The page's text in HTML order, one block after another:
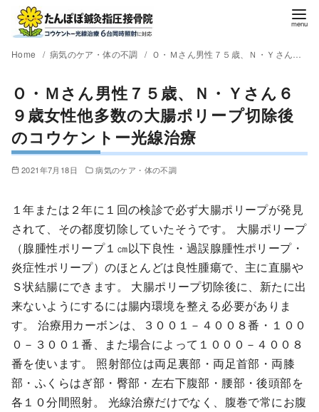
Home 病気のケア・体の不調 Ｏ・Ｍさん男性７５歳、Ｎ・Ｙさん６９歳女性他多数の大腸ポリープ切除後のコウケントー光線治療
Ｏ・Ｍさん男性７５歳、Ｎ・Ｙさん６
９歳女性他多数の大腸ポリープ切除後
のコウケントー光線治療
2021年7月18日 病気のケア・体の不調
１年または２年に１回の検診で必ず大腸ポリープが発見
されて、その都度切除していたそうです。 大腸ポリープ
（腺腫性ポリープ１㎝以下良性・過誤腺腫性ポリープ・
炎症性ポリープ）のほとんどは良性腫瘍で、主に直腸や
Ｓ状結腸にできます。 大腸ポリープ切除後に、新たに出
来ないようにするには腸内環境を整える必要がありま
す。 治療用カーボンは、３００１－４００８番・１００
０－３００１番、また場合によって１０００－４００８
番を使います。 照射部位は両足裏部・両足首部・両膝
部・ふくらはぎ部・臀部・左右下腹部・腰部・後頭部を
各１０分間照射。 光線治療だけでなく、腹巻で常にお腹